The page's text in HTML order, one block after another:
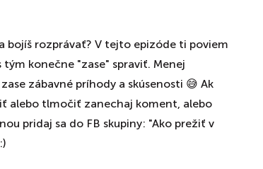
bojíš rozprávať? V tejto epizóde ti poviem
konečne "zase" spraviť. Menej
zábavné príhody a skúsenosti 😅 Ak
alebo tlmočiť zanechaj koment, alebo
pridaj sa do FB skupiny: "Ako prežiť v